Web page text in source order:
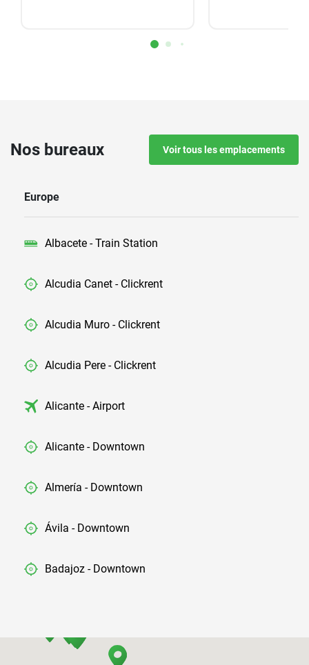
Nos bureaux Voir tous les emplacements
Europe
Albacete - Train Station
Alcudia Canet - Clickrent
Alcudia Muro - Clickrent
Alcudia Pere - Clickrent
Alicante - Airport
Alicante - Downtown
Almería - Downtown
Ávila - Downtown
Badajoz - Downtown
Barcelona - El Prat